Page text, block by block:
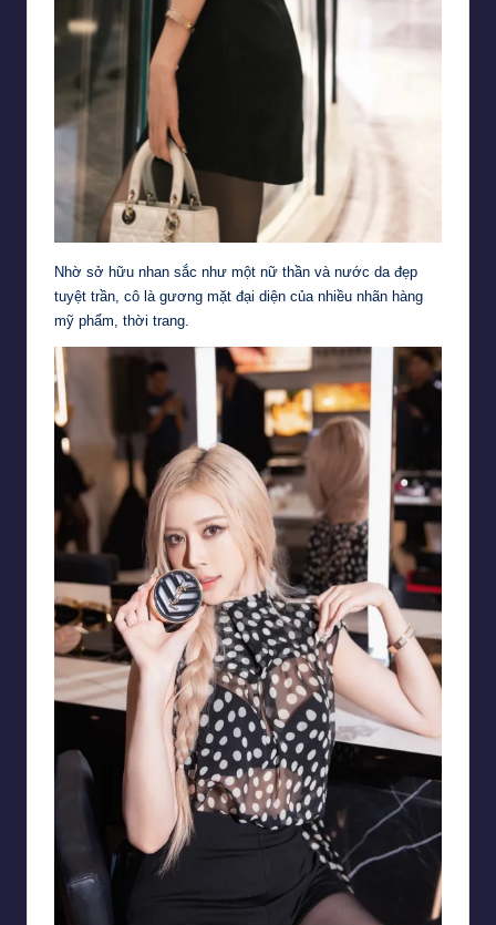
Nhờ sở hữu nhan sắc như một nữ thần và nước da đẹp
tuyệt trần, cô là gương mặt đại diện của nhiều nhãn hàng
mỹ phẩm, thời trang.